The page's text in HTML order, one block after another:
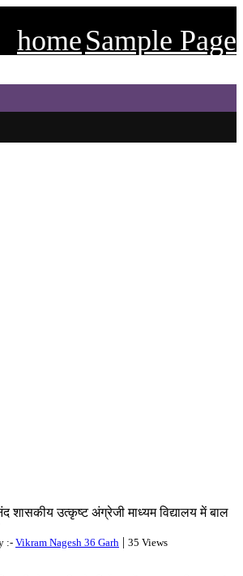
homeSample Page
शासकीय उत्कृष्ट अंग्रेजी माध्यम विद्यालय में बाल
:- Vikram Nagesh 36 Garh | 35 Views